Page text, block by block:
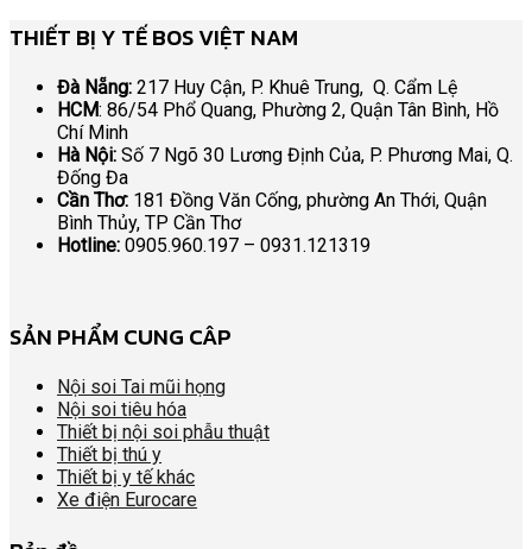
THIẾT BỊ Y TẾ BOS VIỆT NAM
Đà Nẵng: 217 Huy Cận, P. Khuê Trung, Q. Cẩm Lệ
HCM: 86/54 Phổ Quang, Phường 2, Quận Tân Bình, Hồ
Chí Minh
Hà Nội: Số 7 Ngõ 30 Lương Định Của, P. Phương Mai, Q.
Đống Đa
Cần Thơ: 181 Đồng Văn Cống, phường An Thới, Quận
Bình Thủy, TP Cần Thơ
Hotline: 0905.960.197 – 0931.121319
SẢN PHẨM CUNG CÂP
Nội soi Tai mũi họng
Nội soi tiêu hóa
Thiết bị nội soi phẫu thuật
Thiết bị thú y
Thiết bị y tế khác
Xe điện Eurocare